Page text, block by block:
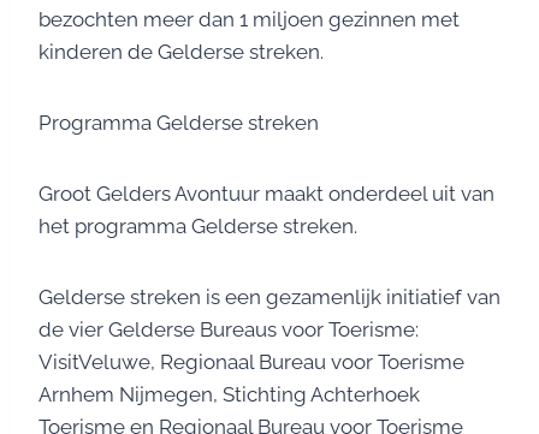
bezochten meer dan 1 miljoen gezinnen met
kinderen de Gelderse streken.
Programma Gelderse streken
Groot Gelders Avontuur maakt onderdeel uit van
het programma Gelderse streken.
Gelderse streken is een gezamenlijk initiatief van
de vier Gelderse Bureaus voor Toerisme:
VisitVeluwe, Regionaal Bureau voor Toerisme
Arnhem Nijmegen, Stichting Achterhoek
Toerisme en Regionaal Bureau voor Toerisme